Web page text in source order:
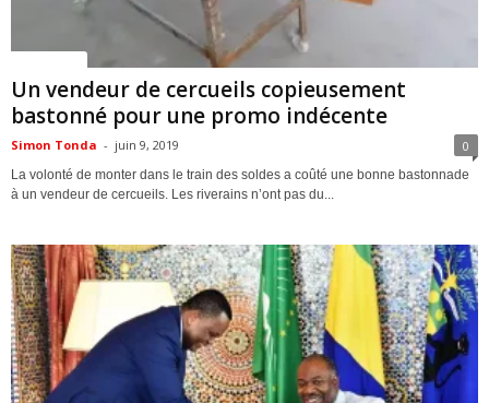
Un vendeur de cercueils copieusement
bastonné pour une promo indécente
Simon Tonda - juin 9, 2019 0
La volonté de monter dans le train des soldes a coûté une bonne bastonnade
à un vendeur de cercueils. Les riverains n’ont pas du...